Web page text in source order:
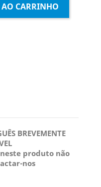
CARRINHO
BREVEMENTE
produto não
nos